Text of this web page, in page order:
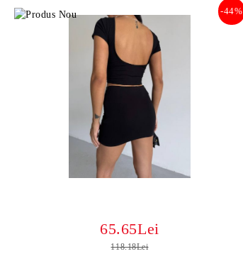
-44%
65.65Lei
118.18Lei